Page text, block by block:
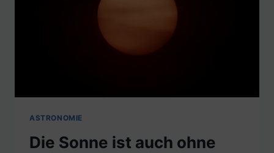
ASTRONOMIE
Die Sonne ist auch ohne